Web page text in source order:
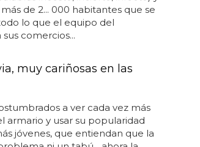
de emma garcía y yago
ya sabemos dónde se va a rodar
'acorralados'... en 'supervivientes'
y aventura pero 'acorralados'
en principio parecía que iba
del caché del casting
caché personal) se está